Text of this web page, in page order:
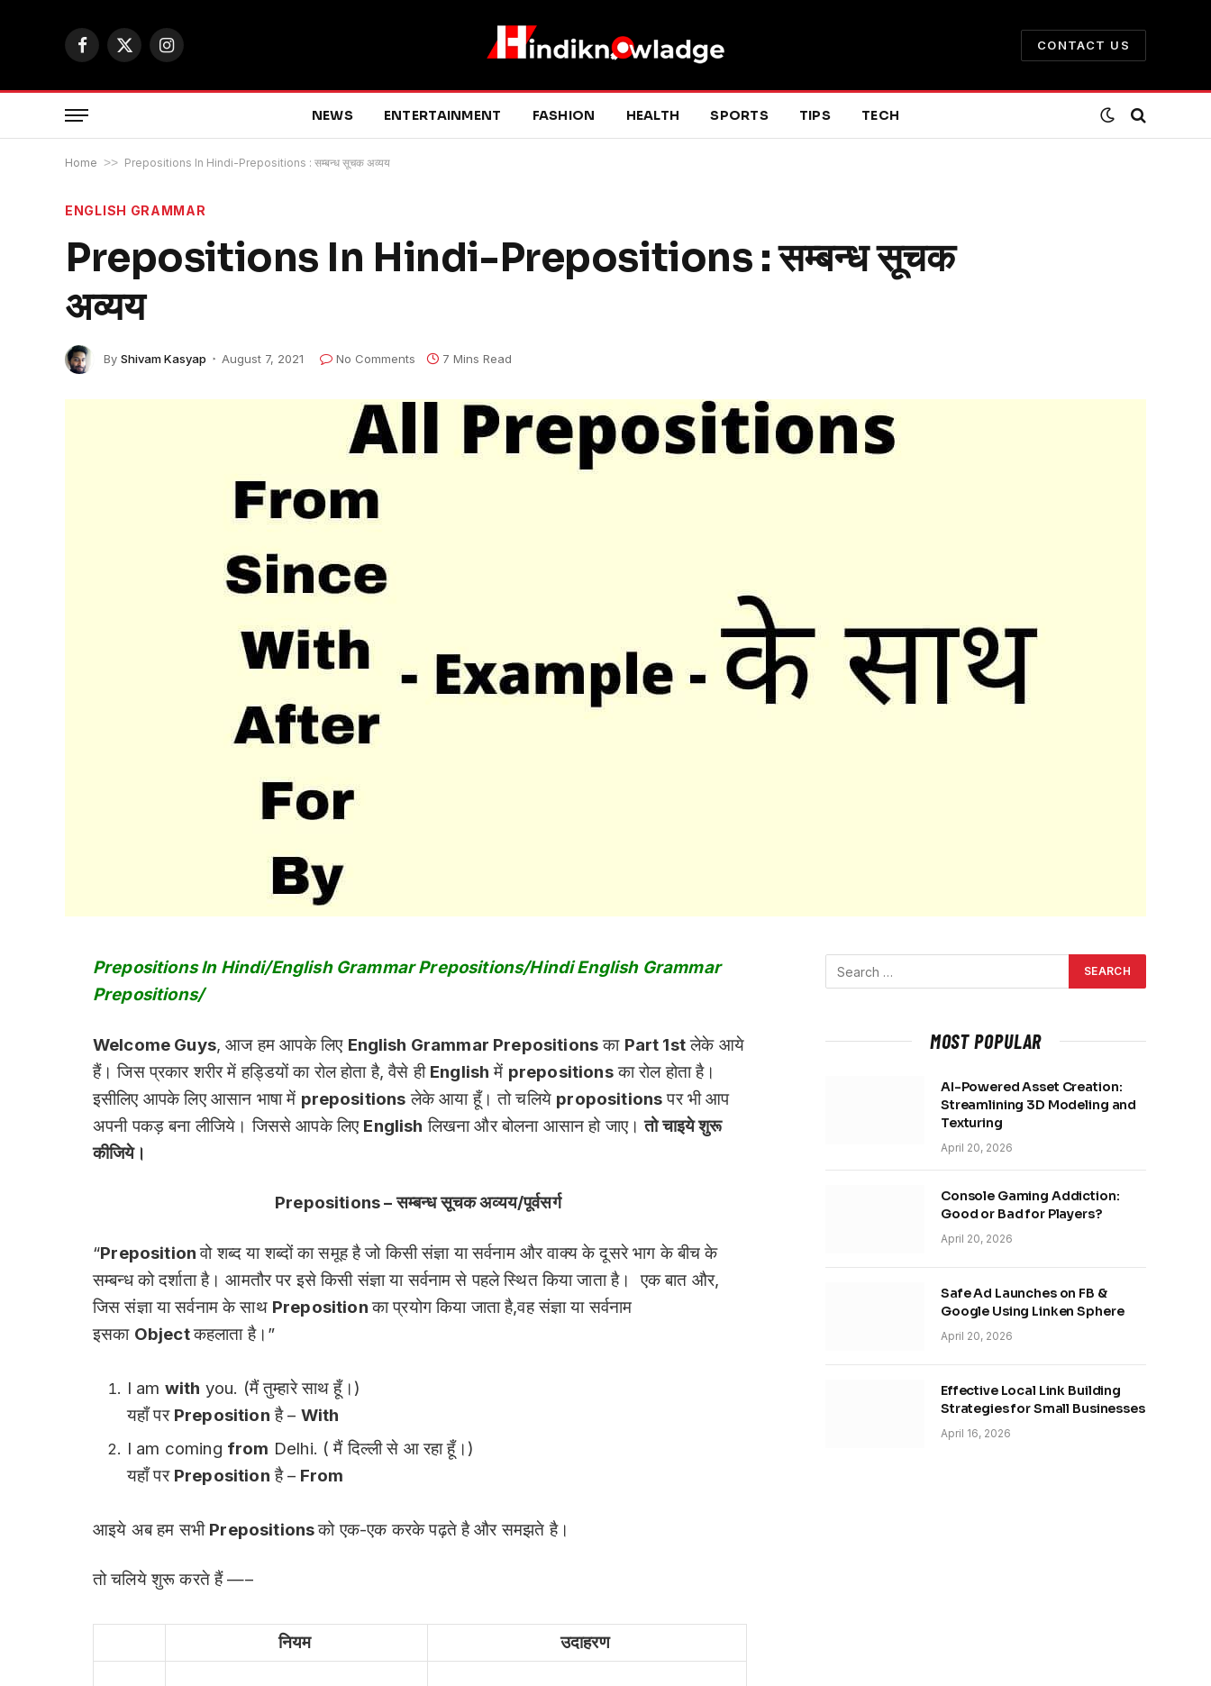
Facebook
X
Instagram
CONTACT US
NEWS ENTERTAINMENT FASHION HEALTH SPORTS TIPS TECH
Home >> Prepositions In Hindi-Prepositions : सम्बन्ध सूचक अव्यय
ENGLISH GRAMMAR
Prepositions In Hindi-Prepositions : सम्बन्ध सूचक
अव्यय
By Shivam Kasyap August 7, 2021 No Comments 7 Mins Read
Prepositions In Hindi/English Grammar Prepositions/Hindi English Grammar
Prepositions/
Welcome Guys, आज हम आपके लिए English Grammar Prepositionsका Part 1stलेके आये
हैं। जिस प्रकार शरीर में हड्डियों का रोल होता है, वैसे ही English में prepositionsका रोल होता है।
इसीलिए आपके लिए आसान भाषा में prepositions लेके आया हूँ। तो चलिये propositionsपर भी आप
अपनी पकड़ बना लीजिये। जिससे आपके लिए English लिखना और बोलना आसान हो जाए।तो चाइये शुरू
कीजिये।
Prepositions – सम्बन्ध सूचक अव्यय/पूर्वसर्ग
“Prepositionवो शब्द या शब्दों का समूह है जो किसी संज्ञा या सर्वनाम और वाक्य के दूसरे भाग के बीच के
सम्बन्ध को दर्शाता है। आमतौर पर इसे किसी संज्ञा या सर्वनाम से पहले स्थित किया जाता है। एक बात और,
जिस संज्ञा या सर्वनाम के साथ Prepositionका प्रयोग किया जाता है,वह संज्ञा या सर्वनाम
इसका Objectकहलाता है।”
I am with you. (मैं तुम्हारे साथ हूँ।)
यहाँ पर Preposition है – With
I am coming from Delhi. ( मैं दिल्ली से आ रहा हूँ।)
यहाँ पर Preposition है – From
आइये अब हम सभी Prepositionsको एक-एक करके पढ़ते है और समझते है।
तो चलिये शुरू करते हैं —–
नियम उदाहरण
MOST POPULAR
AI-Powered Asset Creation:
Streamlining 3D Modeling and
Texturing
April 20, 2026
Console Gaming Addiction:
Good or Bad for Players?
April 20, 2026
Safe Ad Launches on FB &
Google Using Linken Sphere
April 20, 2026
Effective Local Link Building
Strategies for Small Businesses
April 16, 2026